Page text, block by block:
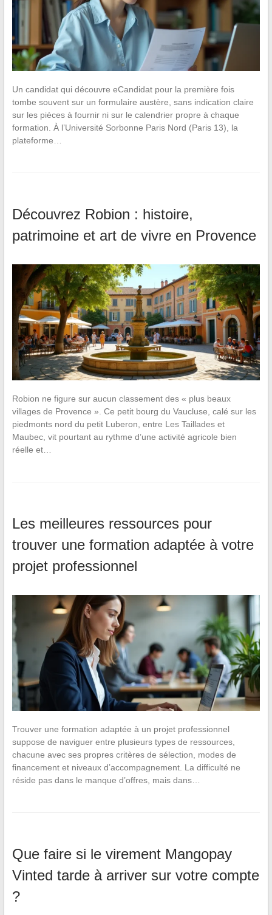
Un candidat qui découvre eCandidat pour la première fois
tombe souvent sur un formulaire austère, sans indication claire
sur les pièces à fournir ni sur le calendrier propre à chaque
formation. À l’Université Sorbonne Paris Nord (Paris 13), la
plateforme…
Découvrez Robion : histoire,
patrimoine et art de vivre en Provence
Robion ne figure sur aucun classement des « plus beaux
villages de Provence ». Ce petit bourg du Vaucluse, calé sur les
piedmonts nord du petit Luberon, entre Les Taillades et
Maubec, vit pourtant au rythme d’une activité agricole bien
réelle et…
Les meilleures ressources pour
trouver une formation adaptée à votre
projet professionnel
Trouver une formation adaptée à un projet professionnel
suppose de naviguer entre plusieurs types de ressources,
chacune avec ses propres critères de sélection, modes de
financement et niveaux d’accompagnement. La difficulté ne
réside pas dans le manque d’offres, mais dans…
Que faire si le virement Mangopay
Vinted tarde à arriver sur votre compte
?